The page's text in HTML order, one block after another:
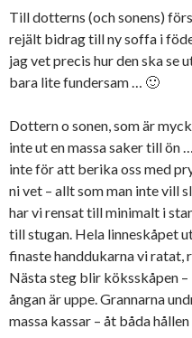
Till dotterns (och sonens)
rejält bidrag till ny soffa i
jag vet precis hur den ska se
bara lite fundersam … 🙂
Dottern o sonen, som är
inte ut en massa saker till ön
inte för att berika oss med
ni vet – allt som man inte vill
har vi rensat till minimalt i
till stugan. Hela linneskåpet
finaste handdukarna vi ratat,
Nästa steg blir köksskåpen
ångan är uppe. Grannarna
massa kassar – åt båda